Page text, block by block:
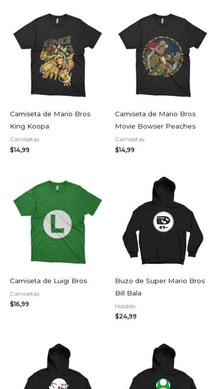
Camiseta de Mario Bros
King Koopa
Camisetas
$14,99
Camiseta de Mario Bros
Movie Bowser Peaches
Camisetas
$14,99
Camiseta de Luigi Bros
Camisetas
$16,99
Buzo de Super Mario Bros
Bill Bala
Hoodies
$24,99